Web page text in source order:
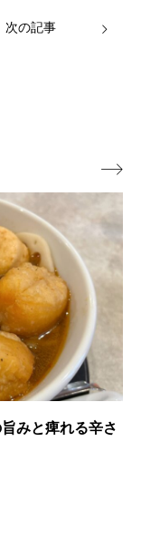
次の記事
みと痺れる辛さ
